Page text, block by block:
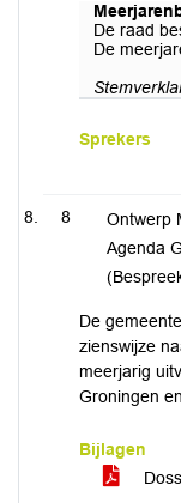
De raad
De
Sprekers
8
Ontwerp
Agenda
De
zienswijze
meerjarig
Groningen
Bijlagen